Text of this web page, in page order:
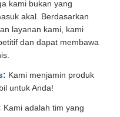
kami bukan yang
akal. Berdasarkan
layanan kami, kami
dan dapat membawa
Kami menjamin produk
untuk Anda!
Kami adalah tim yang